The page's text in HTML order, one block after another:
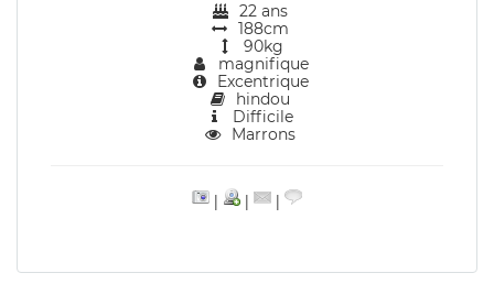
22 ans
188cm
90kg
magnifique
Excentrique
hindou
Difficile
Marrons
| | |